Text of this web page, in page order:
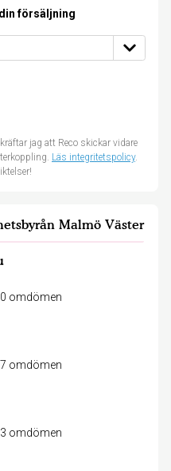
din försäljning
jag att Reco skickar vidare
Läs integritetspolicy.
Malmö Väster
omdömen
omdömen
omdömen